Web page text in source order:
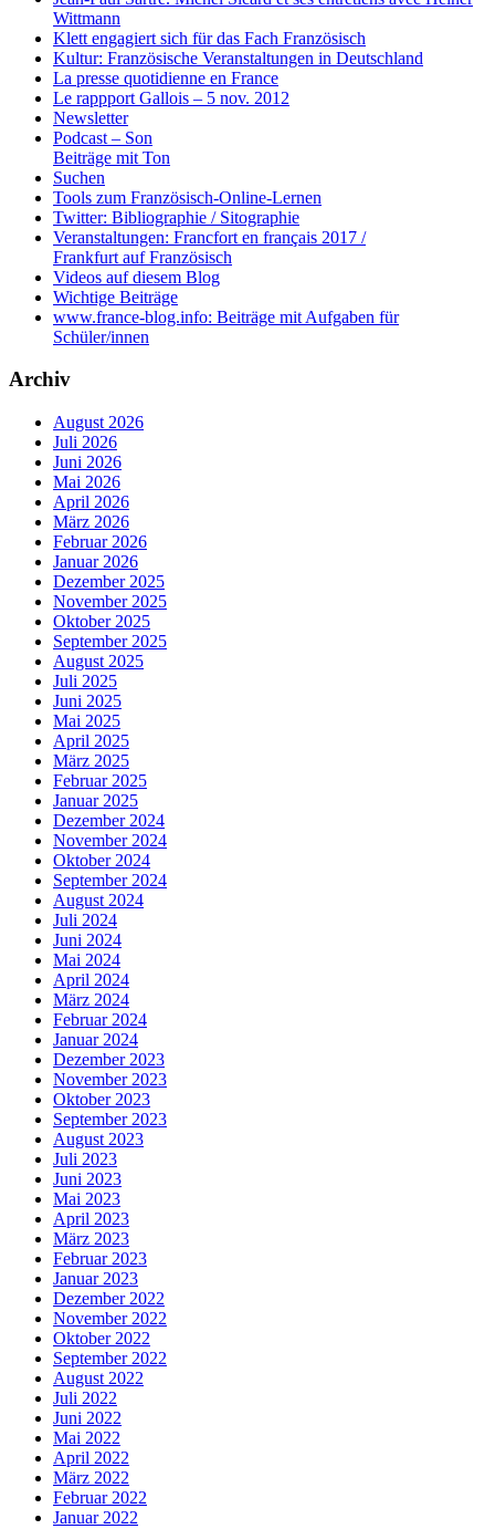
Wittmann
Klett engagiert sich für das Fach Französisch
Kultur: Französische Veranstaltungen in Deutschland
La presse quotidienne en France
Le rappport Gallois – 5 nov. 2012
Newsletter
Podcast – Son
Beiträge mit Ton
Suchen
Tools zum Französisch-Online-Lernen
Twitter: Bibliographie / Sitographie
Veranstaltungen: Francfort en français 2017 /
Frankfurt auf Französisch
Videos auf diesem Blog
Wichtige Beiträge
www.france-blog.info: Beiträge mit Aufgaben für
Schüler/innen
Archiv
August 2026
Juli 2026
Juni 2026
Mai 2026
April 2026
März 2026
Februar 2026
Januar 2026
Dezember 2025
November 2025
Oktober 2025
September 2025
August 2025
Juli 2025
Juni 2025
Mai 2025
April 2025
März 2025
Februar 2025
Januar 2025
Dezember 2024
November 2024
Oktober 2024
September 2024
August 2024
Juli 2024
Juni 2024
Mai 2024
April 2024
März 2024
Februar 2024
Januar 2024
Dezember 2023
November 2023
Oktober 2023
September 2023
August 2023
Juli 2023
Juni 2023
Mai 2023
April 2023
März 2023
Februar 2023
Januar 2023
Dezember 2022
November 2022
Oktober 2022
September 2022
August 2022
Juli 2022
Juni 2022
Mai 2022
April 2022
März 2022
Februar 2022
Januar 2022